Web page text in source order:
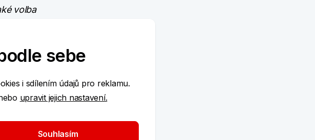
volba
řízení.
své
je
sebe
i sdílením údajů pro reklamu.
upravit jejich nastavení.
Souhlasím